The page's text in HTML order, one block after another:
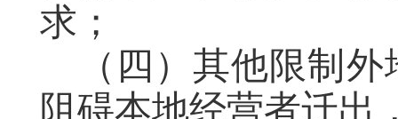
求；
（四）其他限制
阻碍本地经营者迁出